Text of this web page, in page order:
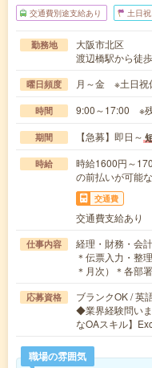
交通費別途支給あり 土日
勤務地
大阪市北区
渡辺橋駅から徒
曜日頻度 月～金 ※土日祝
時間 9:00～17:00 ※残
期間 【急募】即日～
時給
時給1600円～
の前払いが可能
交通費
交通費支給あり
仕事内容
経理・財務・会
＊伝票入力・整
＊月次）＊各部
応募資格
ブランクOK / 英
◆業界経験問い
なOAスキル】
職場の雰囲気